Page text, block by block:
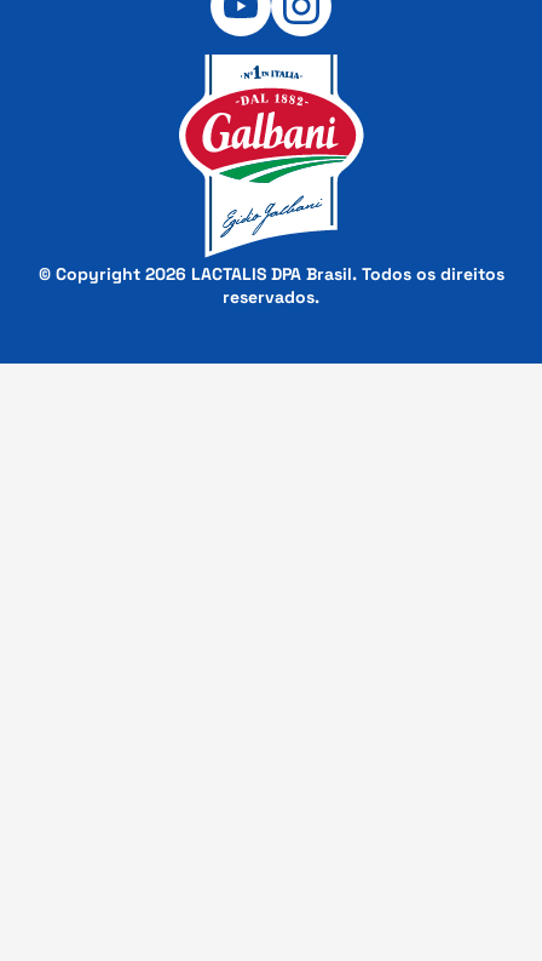
© Copyright 2026 LACTALIS DPA Brasil. Todos os direitos
reservados.